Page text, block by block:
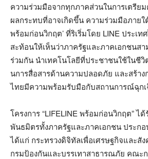
ความร่วมมือจากทุกภาคส่วนในการเตรีย
ผลกระทบที่อาจเกิดขึ้น ความร่วมมือภายใต้
พร้อมก่อนวิกฤต’ ที่ริเริ่มโดย LINE ประเท
สะท้อนให้เห็นว่าภาครัฐและภาคเอกชนส
ร่วมกัน นำเทคโนโลยีที่ประชาชนใช้ในชี
นการสื่อสารด้านความปลอดภัย และสร้า
ไทยมีความพร้อมรับมือกับสถานการณ์ฉุก
โครงการ “LIFELINE พร้อมก่อนวิกฤต” ไ
พันธมิตรทั้งภาครัฐและภาคเอกชน ประก
ได้แก่ กระทรวงดิจิทัลเพื่อเศรษฐกิจและสั
กรมป้องกันและบรรเทาสาธารณภัย คณะ